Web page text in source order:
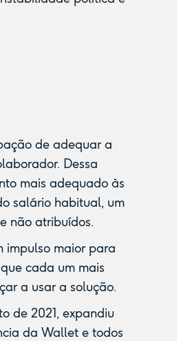
de adequar a
Dessa
mais adequado às
salário habitual, um
não atribuídos.
impulso maior para
cada um mais
a usar a solução.
de 2021, expandiu
da Wallet e todos